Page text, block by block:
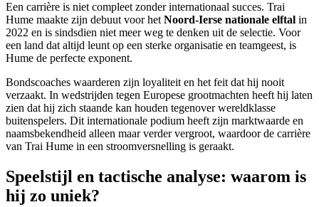
Een carrière is niet compleet zonder internationaal succes. Trai
Hume maakte zijn debuut voor het Noord-Ierse nationale elftal in
2022 en is sindsdien niet meer weg te denken uit de selectie. Voor
een land dat altijd leunt op een sterke organisatie en teamgeest, is
Hume de perfecte exponent.
Bondscoaches waarderen zijn loyaliteit en het feit dat hij nooit
verzaakt. In wedstrijden tegen Europese grootmachten heeft hij laten
zien dat hij zich staande kan houden tegenover wereldklasse
buitenspelers. Dit internationale podium heeft zijn marktwaarde en
naamsbekendheid alleen maar verder vergroot, waardoor de carrière
van Trai Hume in een stroomversnelling is geraakt.
Speelstijl en tactische analyse: waarom is
hij zo uniek?